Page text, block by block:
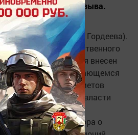
парламента V созыва.
информ», Надежда Гордеева).
заседание Государственного
В повестку дня внесен
Президенту РФ, касающемся
предметов
между органами госвласти
действия договора о